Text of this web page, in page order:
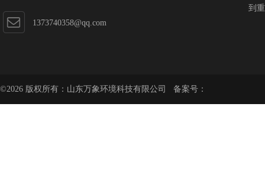
1373740358@qq.com
到
©2026 版权所有：山东万象环境科技有限公司 备案号：